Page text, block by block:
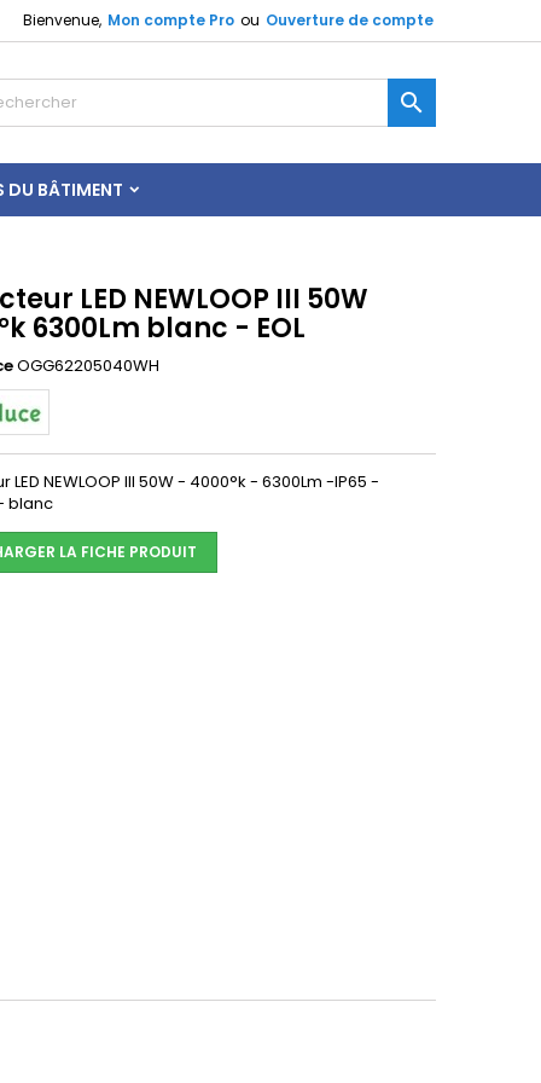
Bienvenue, Mon compte Pro ou Ouverture de compte

DU BÂTIMENT
LED NEWLOOP III 50W
6300Lm blanc - EOL
OGG62205040WH
LED NEWLOOP III 50W - 4000°k - 6300Lm -IP65 -
blanc
LA FICHE PRODUIT